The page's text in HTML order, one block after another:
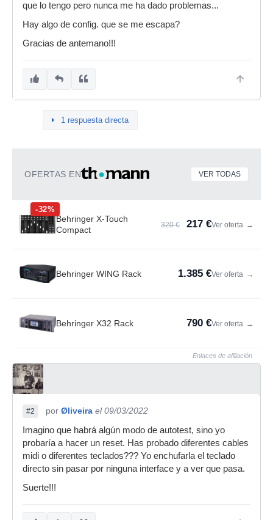
que lo tengo pero nunca me ha dado problemas...
Hay algo de config. que se me escapa?
Gracias de antemano!!!
1 respuesta directa
OFERTAS EN VER TODAS
-32%
Behringer X-Touch
Compact
320 € 217 €Ver oferta →
Behringer WING Rack 1.385 €Ver oferta →
Behringer X32 Rack 790 €Ver oferta →
Enlaces de afiliación
#2 por Øliveira el 09/03/2022
Imagino que habrá algún modo de autotest, sino yo
probaría a hacer un reset. Has probado diferentes cables
midi o diferentes teclados??? Yo enchufarla el teclado
directo sin pasar por ninguna interface y a ver que pasa.
Suerte!!!